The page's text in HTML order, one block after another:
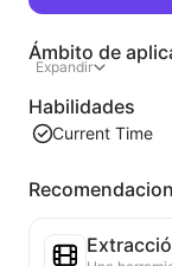
Ámbito de
Expandir
Habilidades
Current Time